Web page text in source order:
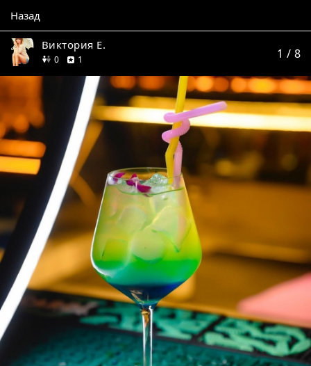
Назад
Виктория Е.
0друзей
1 1 / 8